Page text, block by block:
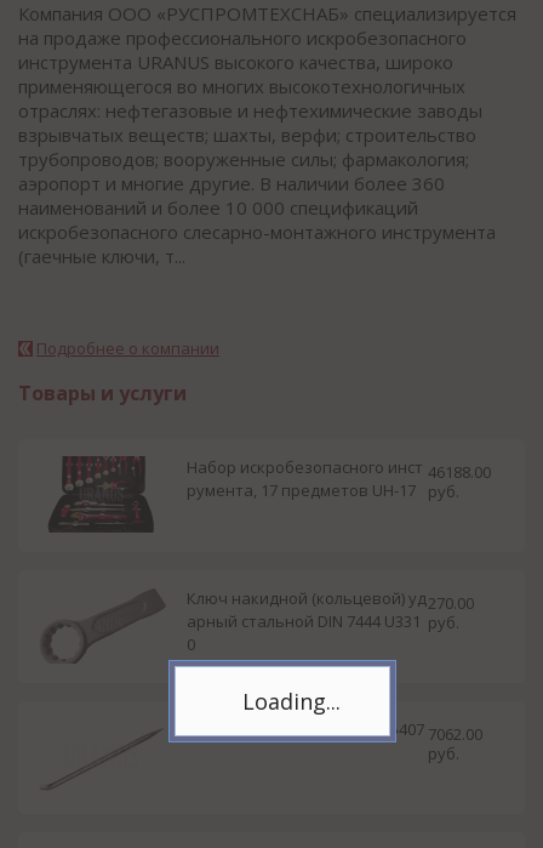
Компания ООО «РУСПРОМТЕХСНАБ» специализируется
на продаже профессионального искробезопасного
инструмента URANUS высокого качества, широко
применяющегося во многих высокотехнологичных
отраслях: нефтегазовые и нефтехимические заводы
взрывчатых веществ; шахты, верфи; строительство
трубопроводов; вооруженные силы; фармакология;
аэропорт и многие другие. В наличии более 360
наименований и более 10 000 спецификаций
искробезопасного слесарно-монтажного инструмента
(гаечные ключи, т...
Подробнее о компании
Товары и услуги
Набор искробезопасного инст
румента, 17 предметов UH-17
46188.00
руб.
Ключ накидной (кольцевой) уд
арный стальной DIN 7444 U331
0
270.00
руб.
Лом круглый титановый U5407 7062.00
руб.
Telegram
Подпишитесь на канал,
чтобы следить за новостями.